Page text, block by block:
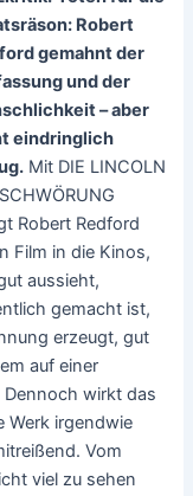
Robert
gemahnt der
und der
– aber
eindringlich
Mit DIE LINCOLN
Robert Redford
Film in die Kinos,
aussieht,
gemacht ist,
erzeugt, gut
auf einer
wirkt das
Werk irgendwie
Vom
viel zu sehen